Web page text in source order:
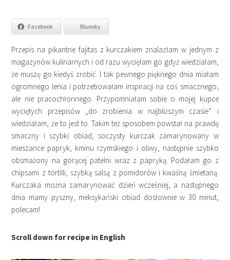
Facebook Bluesky
Przepis na pikantne fajitas z kurczakiem znalazłam w jednym z
magazynów kulinarnych i od razu wycięłam go gdyż wiedziałam,
że muszę go kiedyś zrobić. I tak pewnego pięknego dnia miałam
ogromnego lenia i potrzebowałam inspiracji na coś smacznego,
ale nie pracochłonnego. Przypomniałam sobie o mojej kupce
wyciętych przepisów „do zrobienia w najbliższym czasie” i
wiedziałam, że to jest to. Takim też sposobem powstał na prawdę
smaczny i szybki obiad, soczysty kurczak zamarynowany w
mieszance papryk, kminu rzymskiego i oliwy, następnie szybko
obsmażony na gorącej patelni wraz z papryką. Podałam go z
chipsami z tortilli, szybką salsą z pomidorów i kwaśną śmietaną.
Kurczaka można zamarynować dzień wcześniej, a następnego
dnia mamy pyszny, meksykański obiad dosłownie w 30 minut,
polecam!
Scroll down for recipe in English